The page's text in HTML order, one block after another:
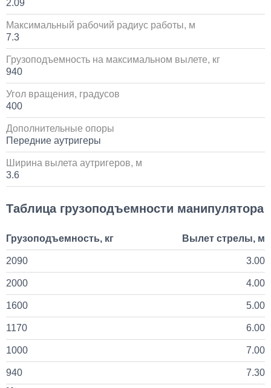
Установка сдвоенной двухрядной кабины с
увеличенным салоном
от 5 до 10 дней
на КАМАЗ
TAC-PI09 на крышу
80 000
1 день
Установка Bi-LED линз в фары КАМАЗ
45 000
1 день
2.09
Максимальный рабочий радиус работы, м
7.3
Грузоподъемность на максимальном вылете, кг
940
Угол вращения, градусов
400
Дополнительные опоры
Передние аутригеры
Ширина вылета аутригеров, м
3.6
Таблица грузоподъемности манипулятора
Грузоподъемность, кг Вылет стрелы, м
2090 3.00
2000 4.00
1600 5.00
1170 6.00
1000 7.00
940 7.30